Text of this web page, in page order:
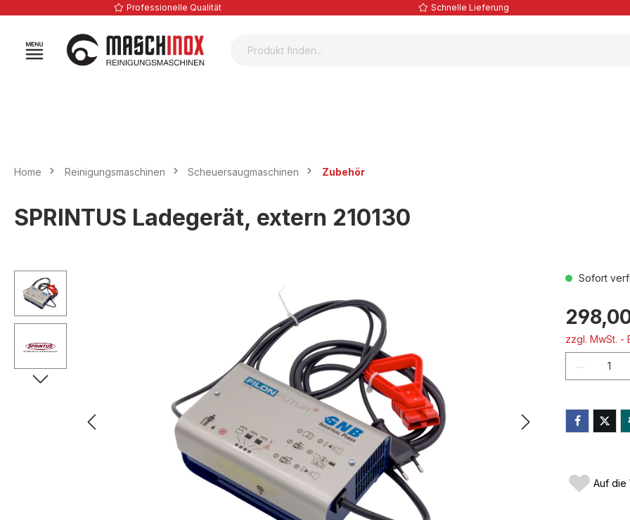
Zur Hauptnavigation springen
Professionelle Qualität Schnelle Lieferung
Home Reinigungsmaschinen Scheuersaugmaschinen Zubehör
SPRINTUS Ladegerät, extern 210130
Bildergalerie überspringen Sofort
zzgl. MwSt. -
Auf die